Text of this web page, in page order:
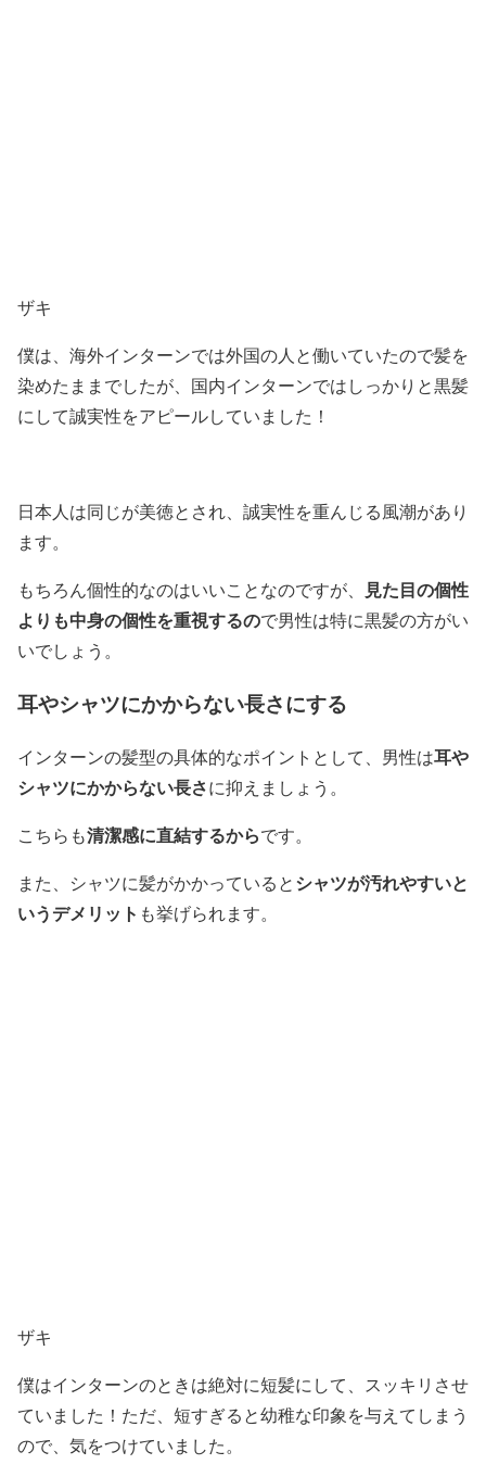
ザキ
僕は、海外インターンでは外国の人と働いていたので髪を
染めたままでしたが、国内インターンではしっかりと黒髪
にして誠実性をアピールしていました！
日本人は同じが美徳とされ、誠実性を重んじる風潮があり
ます。
もちろん個性的なのはいいことなのですが、
見た目の個性
よりも中身の個性を重視するので男性は特に黒髪の方がい
いでしょう。
耳やシャツにかからない長さにする
インターンの髪型の具体的なポイントとして、男性は耳や
シャツにかからない長さに抑えましょう。
こちらも清潔感に直結するからです。
また、シャツに髪がかかっているとシャツが汚れやすいと
いうデメリット も挙げられます。
ザキ
僕はインターンのときは絶対に短髪にして、スッキリさせ
ていました！ただ、短すぎると幼稚な印象を与えてしまう
ので、気をつけていました。